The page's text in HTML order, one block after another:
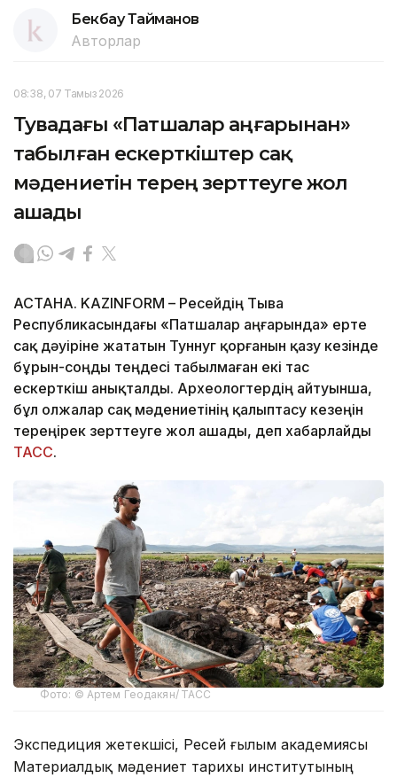
Бекбау Тайманов
Авторлар
08:38, 07 Тамыз 2026
Тувадағы «Патшалар аңғарынан»
табылған ескерткіштер сақ
мәдениетін терең зерттеуге жол
ашады
АСТАНА. KAZINFORM – Ресейдің Тыва
Республикасындағы «Патшалар аңғарында» ерте
сақ дәуіріне жататын Туннуг қорғанын қазу кезінде
бұрын-соңды теңдесі табылмаған екі тас
ескерткіш анықталды. Археологтердің айтуынша,
бұл олжалар сақ мәдениетінің қалыптасу кезеңін
тереңірек зерттеуге жол ашады, деп хабарлайды
ТАСС.
Фото: © Артем Геодакян/ ТАСС
Экспедиция жетекшісі, Ресей ғылым академиясы
Материалдық мәдениет тарихы институтының